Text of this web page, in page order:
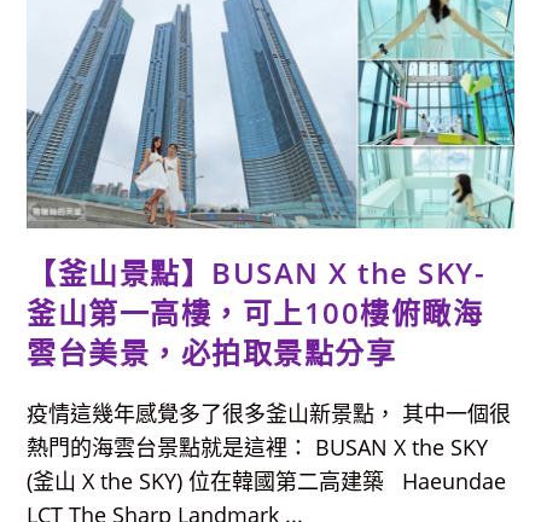
公
分
海
鮮
刀
削
麵-
超
浮
誇
海
鮮
麵，
直
31
公
分
的
大
碗
+滿
貝
類，
根
本
就
是
臉
【釜山景點】BUSAN X the SKY-
釜山第一高樓，可上100樓俯瞰海
雲台美景，必拍取景點分享
疫情這幾年感覺多了很多釜山新景點， 其中一個很
熱門的海雲台景點就是這裡： BUSAN X the SKY
(釜山 X the SKY) 位在韓國第二高建築 Haeundae
LCT The Sharp Landmark ...